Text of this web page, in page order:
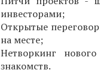
инвесторами;
Открытые
на месте;
Нетворкинг
знакомств.